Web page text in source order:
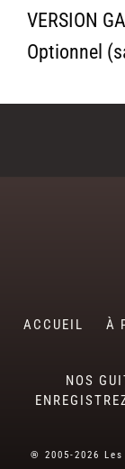
VERSION
Optionnel
ACCUEIL À
NOS
® 2005-2026